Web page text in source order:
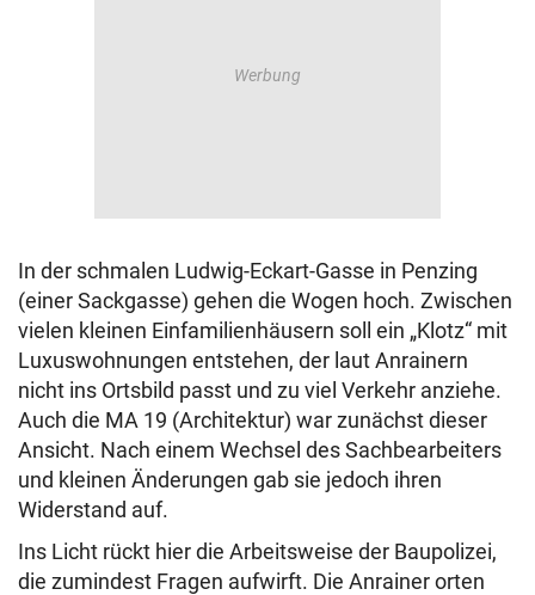
In der schmalen Ludwig-Eckart-Gasse in Penzing
(einer Sackgasse) gehen die Wogen hoch. Zwischen
vielen kleinen Einfamilienhäusern soll ein „Klotz“ mit
Luxuswohnungen entstehen, der laut Anrainern
nicht ins Ortsbild passt und zu viel Verkehr anziehe.
Auch die MA 19 (Architektur) war zunächst dieser
Ansicht. Nach einem Wechsel des Sachbearbeiters
und kleinen Änderungen gab sie jedoch ihren
Widerstand auf.
Ins Licht rückt hier die Arbeitsweise der Baupolizei,
die zumindest Fragen aufwirft. Die Anrainer orten